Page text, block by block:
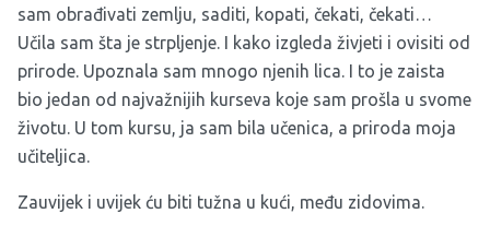
sam obrađivati zemlju, saditi, kopati, čekati, čekati…
Učila sam šta je strpljenje. I kako izgleda živjeti i ovisiti od
prirode. Upoznala sam mnogo njenih lica. I to je zaista
bio jedan od najvažnijih kurseva koje sam prošla u svome
životu. U tom kursu, ja sam bila učenica, a priroda moja
učiteljica.
Zauvijek i uvijek ću biti tužna u kući, među zidovima.